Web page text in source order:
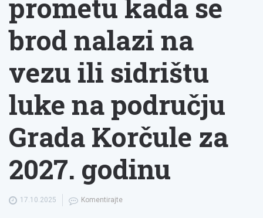
prometu kada se
brod nalazi na
vezu ili sidrištu
luke na području
Grada Korčule za
2027. godinu
17.10.2025 Komentirajte